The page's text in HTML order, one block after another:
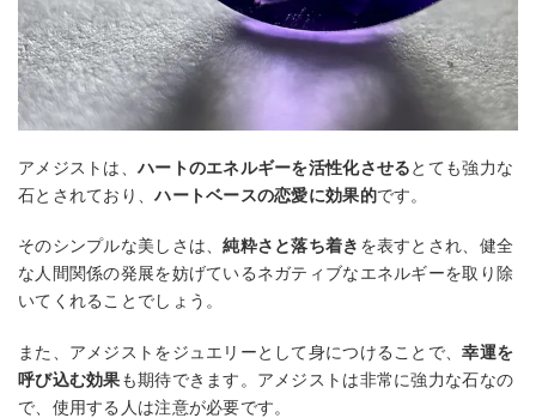
アメジストは、ハートのエネルギーを活性化させるとても強力な
石とされており、ハートベースの恋愛に効果的です。
そのシンプルな美しさは、純粋さと落ち着き を表すとされ、健全
な人間関係の発展を妨げているネガティブなエネルギーを取り除
いてくれることでしょう。
また、アメジストをジュエリーとして身につけることで、幸運を
呼び込む効果も期待できます。アメジストは非常に強力な石なの
で、使用する人は注意が必要です。